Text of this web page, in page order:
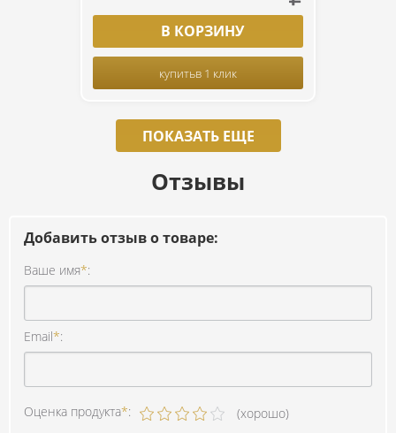
В КОРЗИНУ
купитьв 1 клик
ПОКАЗАТЬ ЕЩЕ
Отзывы
Добавить отзыв о товаре:
Ваше имя*:
Email*:
Оценка продукта*:
(хорошо)